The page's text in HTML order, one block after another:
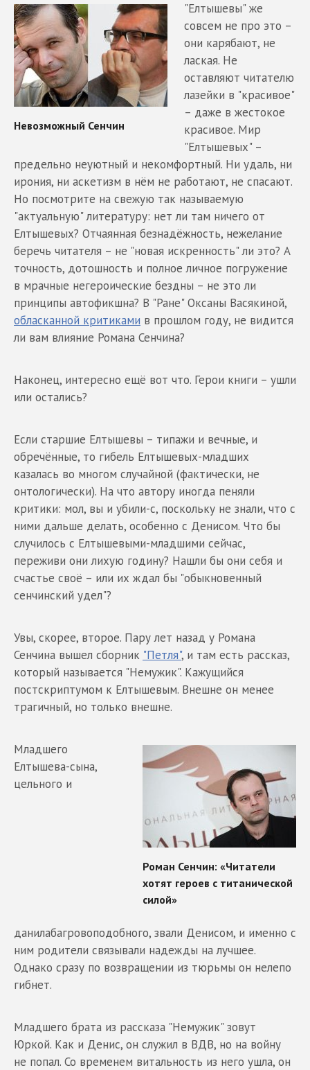
"Елтышевы" же
совсем не про это –
они карябают, не
лаская. Не
оставляют читателю
лазейки в "красивое"
– даже в жестокое
красивое. Мир
"Елтышевых" –
предельно неуютный и некомфортный. Ни удаль, ни
ирония, ни аскетизм в нём не работают, не спасают.
Но посмотрите на свежую так называемую
"актуальную" литературу: нет ли там ничего от
Елтышевых? Отчаянная безнадёжность, нежелание
беречь читателя – не "новая искренность" ли это? А
точность, дотошность и полное личное погружение
в мрачные негероические бездны – не это ли
принципы автофикшна? В "Ране" Оксаны Васякиной,
обласканной критиками в прошлом году, не видится
ли вам влияние Романа Сенчина?
Наконец, интересно ещё вот что. Герои книги – ушли
или остались?
Если старшие Елтышевы – типажи и вечные, и
обречённые, то гибель Елтышевых-младших
казалась во многом случайной (фактически, не
онтологически). На что автору иногда пеняли
критики: мол, вы и убили-с, поскольку не знали, что с
ними дальше делать, особенно с Денисом. Что бы
случилось с Елтышевыми-младшими сейчас,
переживи они лихую годину? Нашли бы они себя и
счастье своё – или их ждал бы "обыкновенный
сенчинский удел"?
Увы, скорее, второе. Пару лет назад у Романа
Сенчина вышел сборник "Петля", и там есть рассказ,
который называется "Немужик". Кажущийся
постскриптумом к Елтышевым. Внешне он менее
трагичный, но только внешне.
Младшего
Елтышева-сына,
цельного и
данилабагровоподобного, звали Денисом, и именно с
ним родители связывали надежды на лучшее.
Однако сразу по возвращении из тюрьмы он нелепо
гибнет.
Младшего брата из рассказа "Немужик" зовут
Юркой. Как и Денис, он служил в ВДВ, но на войну
не попал. Со временем витальность из него ушла, он